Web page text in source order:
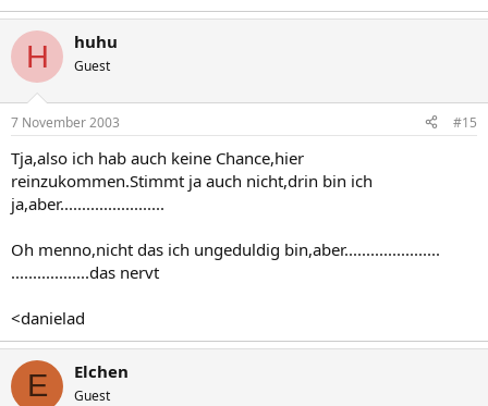
H huhu
Guest
7 November 2003 #15
Tja,also ich hab auch keine Chance,hier
reinzukommen.Stimmt ja auch nicht,drin bin ich
ja,aber........................
Oh menno,nicht das ich ungeduldig bin,aber......................
..................das nervt
<danielad
E Elchen
Guest